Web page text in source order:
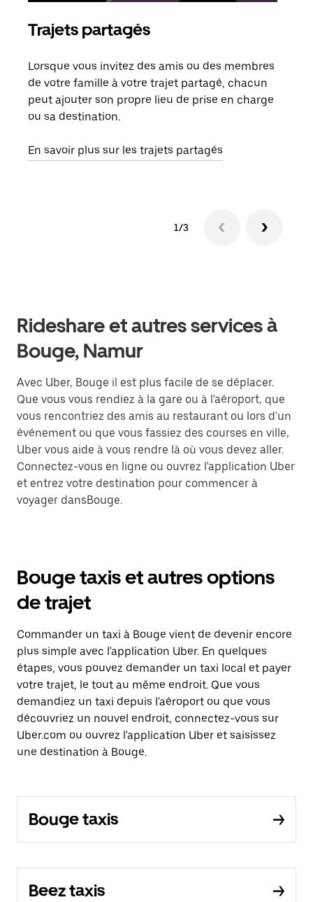
Trajets partagés
Lorsque vous invitez des amis ou des membres
de votre famille à votre trajet partagé, chacun
peut ajouter son propre lieu de prise en charge
ou sa destination.
En savoir plus sur les trajets partagés
1/3
Rideshare et autres services à
Bouge, Namur
Avec Uber, Bouge il est plus facile de se déplacer.
Que vous vous rendiez à la gare ou à l'aéroport, que
vous rencontriez des amis au restaurant ou lors d'un
événement ou que vous fassiez des courses en ville,
Uber vous aide à vous rendre là où vous devez aller.
Connectez-vous en ligne ou ouvrez l'application Uber
et entrez votre destination pour commencer à
voyager dansBouge.
Bouge taxis et autres options
de trajet
Commander un taxi à Bouge vient de devenir encore
plus simple avec l'application Uber. En quelques
étapes, vous pouvez demander un taxi local et payer
votre trajet, le tout au même endroit. Que vous
demandiez un taxi depuis l'aéroport ou que vous
découvriez un nouvel endroit, connectez-vous sur
Uber.com ou ouvrez l'application Uber et saisissez
une destination à Bouge.
Bouge taxis
Beez taxis